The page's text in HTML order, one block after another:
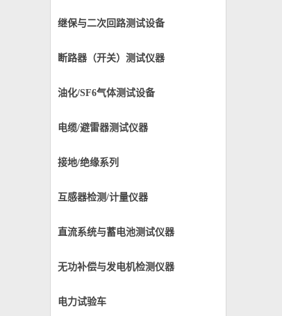
继保与二次回路测试设备
断路器（开关）测试仪器
油化/SF6气体测试设备
电缆/避雷器测试仪器
接地/绝缘系列
互感器检测/计量仪器
直流系统与蓄电池测试仪器
无功补偿与发电机检测仪器
电力试验车